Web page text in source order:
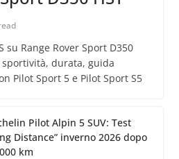
su Range Rover Sport D350
sportività, durata, guida
Pilot Sport 5 e Pilot Sport S5
Pilot Alpin 5 SUV: Test
Distance” inverno 2026 dopo
km